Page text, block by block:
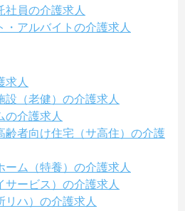
社員の介護求人
アルバイトの介護求人
求人
（老健）の介護求人
の介護求人
齢者向け住宅（サ高住）の介護
ム（特養）の介護求人
ービス）の介護求人
リハ）の介護求人